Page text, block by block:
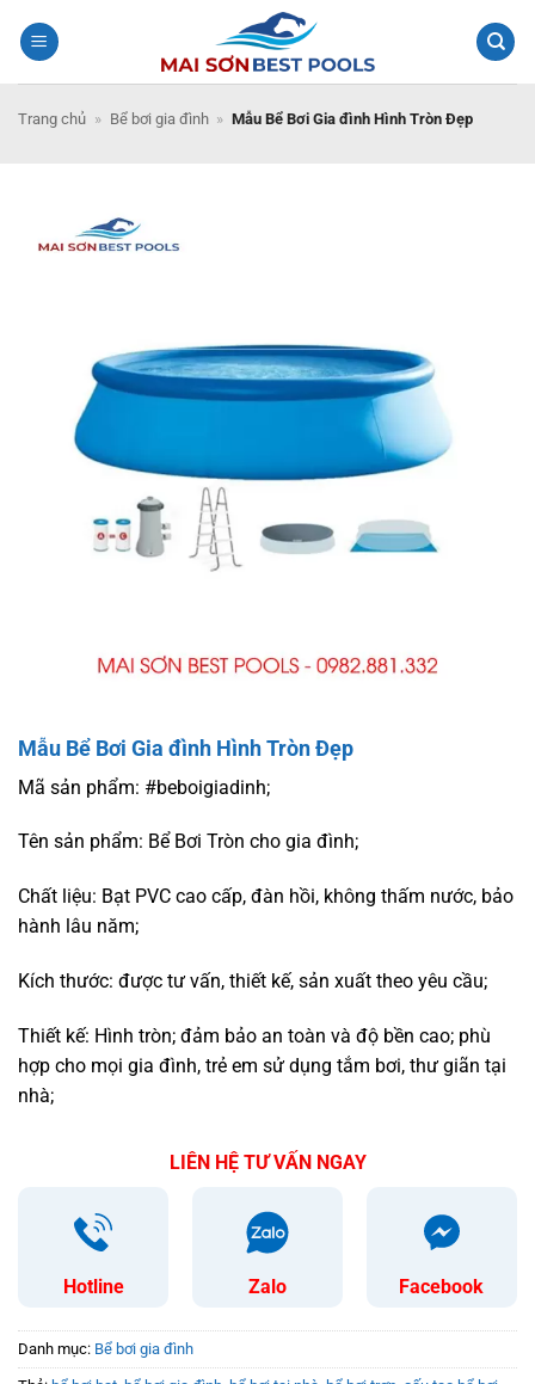
qua
Trang chủ » Bể bơi gia đình » Mẫu Bể Bơi Gia đình Hình Tròn Đẹp
Mẫu Bể Bơi Gia đình Hình Tròn Đẹp
Mã sản phẩm: #beboigiadinh;
Tên sản phẩm: Bể Bơi Tròn cho gia đình;
Chất liệu: Bạt PVC cao cấp, đàn hồi, không thấm nước, bảo
hành lâu năm;
Kích thước: được tư vấn, thiết kế, sản xuất theo yêu cầu;
Thiết kế: Hình tròn; đảm bảo an toàn và độ bền cao; phù
hợp cho mọi gia đình, trẻ em sử dụng tắm bơi, thư giãn tại
nhà;
LIÊN HỆ TƯ VẤN NGAY
Hotline Zalo Facebook
Danh mục: Bể bơi gia đình